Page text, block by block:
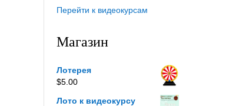
Перейти к видеокурсам
Магазин
Лотерея
$5.00
Лото к видеокурсу